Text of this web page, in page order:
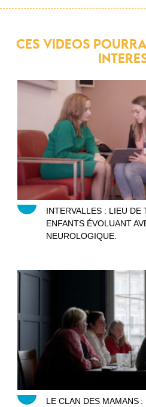
CES VIDEOS
Intervalles
INTERVALLES : LIEU DE
ENFANTS ÉVOLUANT
NEUROLOGIQUE.
Le clan des mamans
LE CLAN DES MAMANS :